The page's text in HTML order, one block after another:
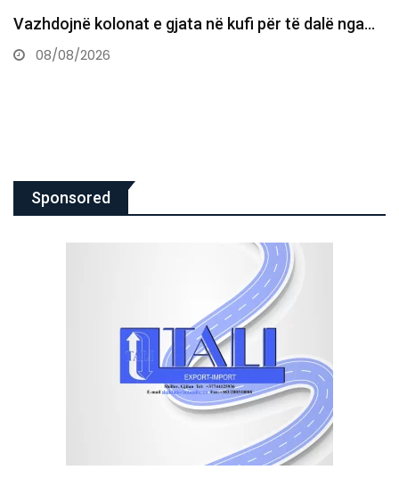
Bie sërish çmimi i naftës, 1.63 euro për litër
08/08/2026
Sponsored